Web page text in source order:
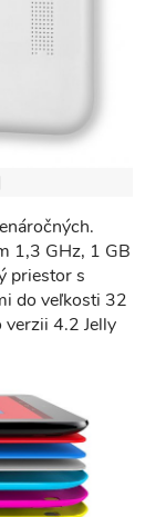
1,3 GHz, 1 GB
priestor s
do veľkosti 32
4.2 Jelly